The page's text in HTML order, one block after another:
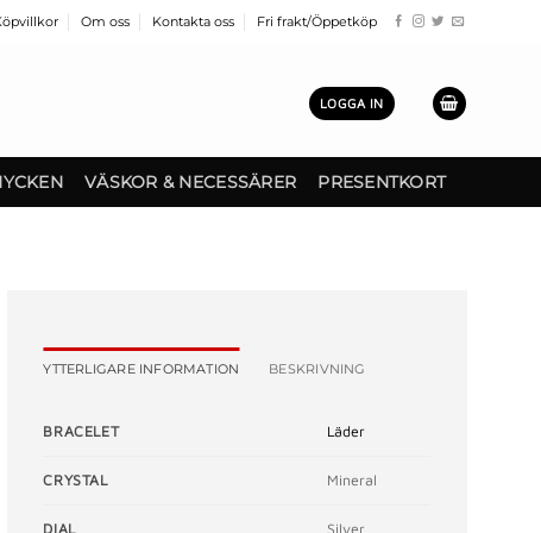
Om oss Kontakta oss Fri frakt/Öppetköp
LOGGA IN
VÄSKOR & NECESSÄRER PRESENTKORT
YTTERLIGARE INFORMATION BESKRIVNING
BRACELET Läder
CRYSTAL Mineral
DIAL Silver